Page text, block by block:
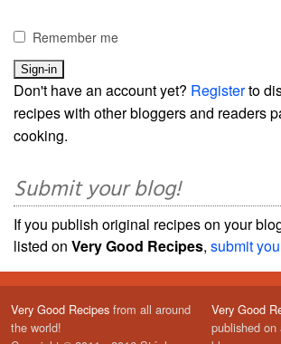
Remember me
Don't have an account yet? Registerto
recipes with other bloggers and readers
cooking.
Submit your blog!
If you publish original recipes on your
listed on Very Good Recipes, submit
Very Good Recipes from all around
the world!
Very Good
published